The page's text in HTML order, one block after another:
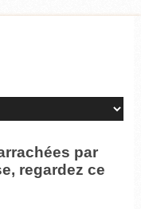
par
regardez ce